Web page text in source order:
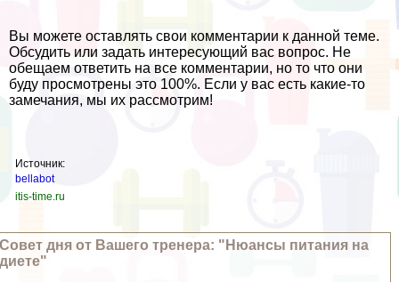
Источник:
bellabot
itis-time.ru
Вы можете оставлять свои комментарии к данной теме.
Обсудить или задать интересующий вас вопрос. Не
обещаем ответить на все комментарии, но то что они
буду просмотрены это 100%. Если у вас есть какие-то
замечания, мы их рассмотрим!
Совет дня от Вашего тренера: "Нюансы питания на
диете"